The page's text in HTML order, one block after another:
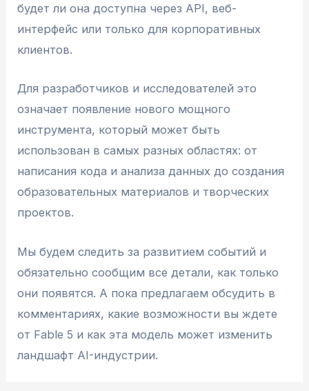
будет ли она доступна через API, веб-
интерфейс или только для корпоративных
клиентов.
Для разработчиков и исследователей это
означает появление нового мощного
инструмента, который может быть
использован в самых разных областях: от
написания кода и анализа данных до создания
образовательных материалов и творческих
проектов.
Мы будем следить за развитием событий и
обязательно сообщим все детали, как только
они появятся. А пока предлагаем обсудить в
комментариях, какие возможности вы ждете
от Fable 5 и как эта модель может изменить
ландшафт AI-индустрии.